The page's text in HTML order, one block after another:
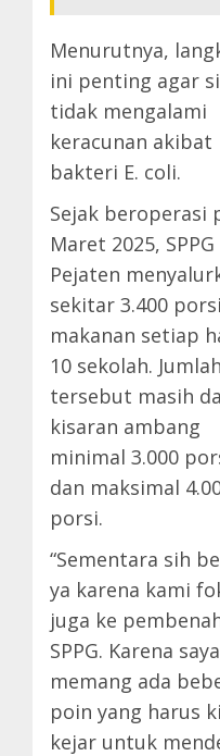
Menurutnya,
ini penting agar
tidak mengalami
keracunan akibat
bakteri E. coli.
Sejak beroperasi
Maret 2025,
Pejaten
sekitar 3.400 porsi
makanan setiap
10 sekolah. Jumlah
tersebut masih
kisaran ambang
minimal 3.000
dan maksimal
porsi.
“Sementara sih
ya karena kami
juga ke
SPPG. Karena
memang ada
poin yang harus
kejar untuk